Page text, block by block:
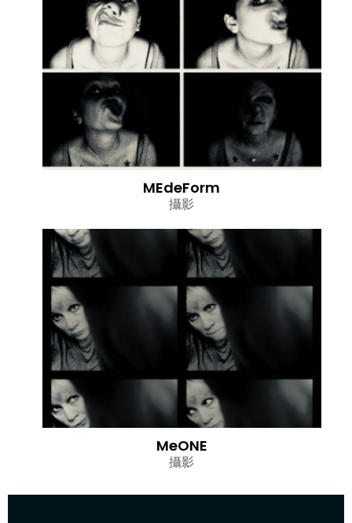
MEdeForm
攝影
MeONE
攝影